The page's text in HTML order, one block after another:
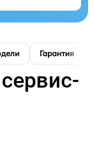
Гарантия